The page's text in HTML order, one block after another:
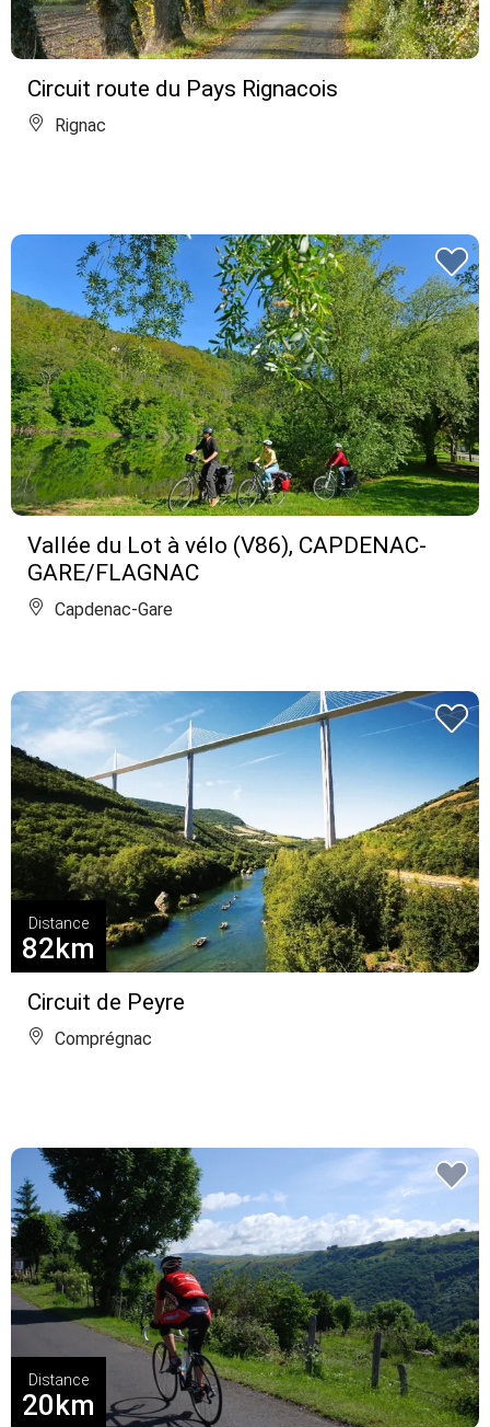
Circuit route du Pays Rignacois
Rignac
Vallée du Lot à vélo (V86), CAPDENAC-
GARE/FLAGNAC
Capdenac-Gare
Circuit de Peyre
Distance
82km
Comprégnac
Distance
20km